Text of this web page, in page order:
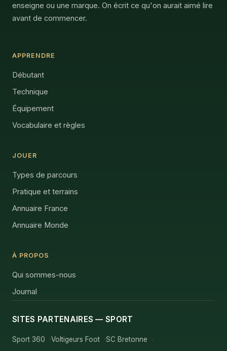
enseigne ou une marque. On écrit ce qu'on aurait aimé lire
avant de commencer.
APPRENDRE
Débutant
Technique
Équipement
Vocabulaire et règles
JOUER
Types de parcours
Pratique et terrains
Annuaire France
Annuaire Monde
À PROPOS
Qui sommes-nous
Journal
SITES PARTENAIRES — SPORT
Sport 360 Voltigeurs Foot
SC Bretonne